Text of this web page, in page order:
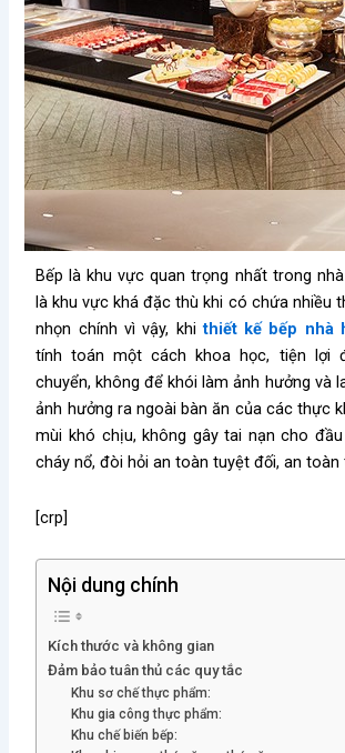
Bếp là khu vực quan trọng nhất trong
là khu vực khá đặc thù khi có chứa nhiều
nhọn chính vì vậy, khithiết kế bếp nhà
tính toán một cách khoa học, tiện lợi
chuyển, không để khói làm ảnh hưởng và
ảnh hưởng ra ngoài bàn ăn của các thực
mùi khó chịu, không gây tai nạn cho
cháy nổ, đòi hỏi an toàn tuyệt đối, an toàn
[crp]
Nội dung chính
Kích thước và không gian
Đảm bảo tuân thủ các quy tắc
Khu sơ chế thực phẩm:
Khu gia công thực phẩm:
Khu chế biến bếp: